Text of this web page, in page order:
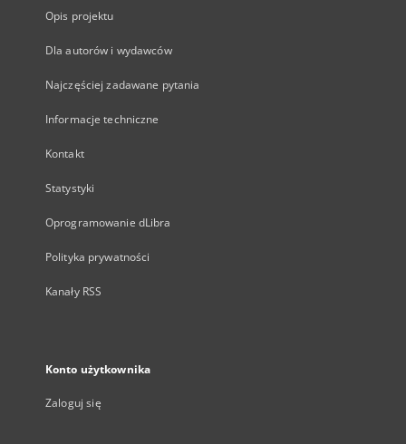
Opis projektu
Dla autorów i wydawców
Najczęściej zadawane pytania
Informacje techniczne
Kontakt
Statystyki
Oprogramowanie dLibra
Polityka prywatności
Kanały RSS
Konto użytkownika
Zaloguj się